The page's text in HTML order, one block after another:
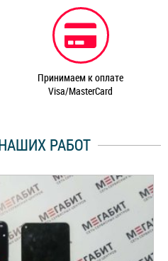
Принимаем к оплате
Visa/MasterCard
РАБОТ